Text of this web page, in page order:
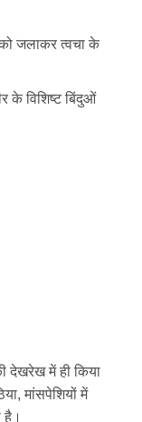
जलाकर त्वचा के
के विशिष्ट बिंदुओं
देखरेख में ही किया
मांसपेशियों में
है।